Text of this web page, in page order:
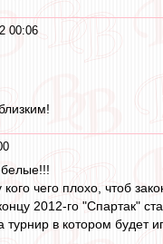
00:06
чего плохо, чтоб
2012-го "Спартак"
в котором будет